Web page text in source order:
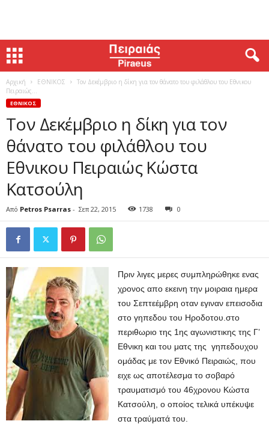
Αρχική ΕΘΝΙΚΟΣ
Τον Δεκέμβριο η δίκη για τον θάνατο του φιλάθλου του Εθνικου
Πειραιώς...
ΕΘΝΙΚΟΣ
Τον Δεκέμβριο η δίκη για τον
θάνατο του φιλάθλου του
Εθνικου Πειραιώς Κώστα
Κατσούλη
Από Petros Psarras - Σεπ 22, 2015 1738 0
Πριν λιγες μερες συμπληρώθηκε ενας
χρονος απο εκεινη την μοιραια ημερα
του Σεπτεέμβρη οταν εγιναν επεισοδια
στο γηπεδου του Ηροδοτου.στο
περιθωριο της 1ης αγωνιστικης της Γ’
Εθνικη και του ματς της γηπεδουχου
ομάδας με τον Εθνικό Πειραιώς, που
ειχε ως αποτέλεσμα το σοβαρό
τραυματισμό του 46χρονου Κώστα
Κατσούλη, ο οποίος τελικά υπέκυψε
στα τραύματά του.